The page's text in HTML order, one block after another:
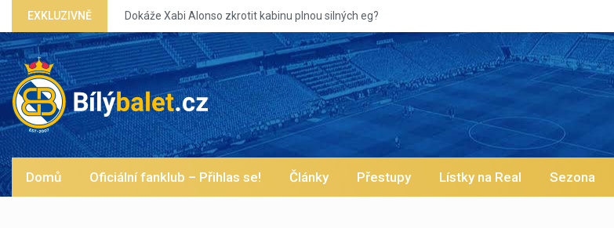
EXKLUZIVNĚ
Dokáže Xabi Alonso zkrotit kabinu plnou silných eg?
Domů Oficiální fanklub – Přihlas se! Články Přestupy Lístky na Real Sezona